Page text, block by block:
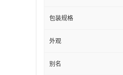
包装规格
外观
别名